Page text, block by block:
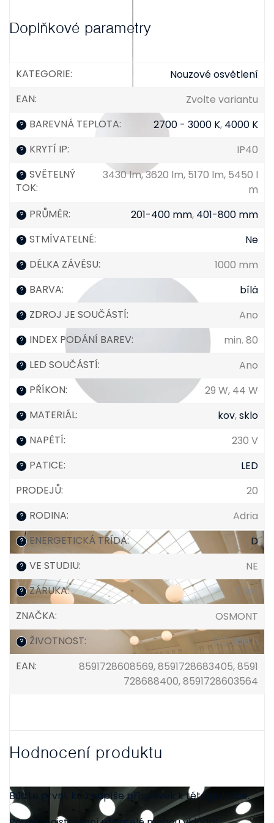
Doplňkové parametry
KATEGORIE:
Nouzové osvětlení
EAN: Zvolte variantu
? BAREVNÁ TEPLOTA: 2700 - 3000 K, 4000 K
? KRYTÍ IP: IP40
? SVĚTELNÝ
TOK:
3430 lm, 3620 lm, 5170 lm, 5450 l
m
? PRŮMĚR: 201-400 mm, 401-800 mm
? STMÍVATELNÉ: Ne
? DÉLKA ZÁVĚSU: 1000 mm
? BARVA: bílá
? ZDROJ JE SOUČÁSTÍ: Ano
? INDEX PODÁNÍ BAREV: min. 80
? LED SOUČÁSTÍ: Ano
? PŘÍKON: 29 W, 44 W
? MATERIÁL: kov,sklo
? NAPĚTÍ: 230 V
? PATICE:
LED
PRODEJŮ: 20
? RODINA: Adria
? ENERGETICKÁ TŘÍDA: D
? VE STUDIU: NE
? ZÁRUKA:
5 let
ZNAČKA: OSMONT
? ŽIVOTNOST:
100 000 h
EAN:
8591728608569, 8591728683405, 8591
728688400, 8591728603564
Hodnocení produktu
Buďte první, kdo napíše příspěvek k této položce.